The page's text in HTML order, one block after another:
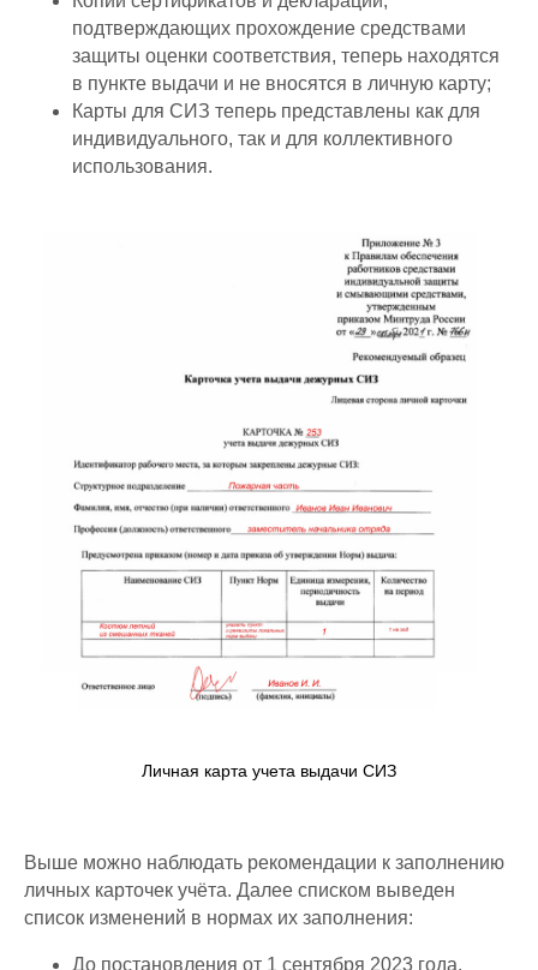
подтверждающих прохождение средствами
защиты оценки соответствия, теперь находятся
в пункте выдачи и не вносятся в личную карту;
Карты для СИЗ теперь представлены как для
индивидуального, так и для коллективного
использования.
Личная карта учета выдачи СИЗ
Выше можно наблюдать рекомендации к заполнению
личных карточек учёта. Далее списком выведен
список изменений в нормах их заполнения:
До постановления от 1 сентября 2023 года,